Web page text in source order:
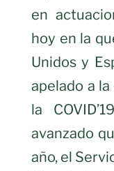
en
hoy en la
Unidos y
apelado a
la
avanzado
año, el